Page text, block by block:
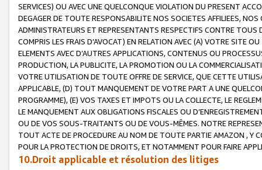
SERVICES) OU AVEC UNE QUELCONQUE VIOLATION DU PRESENT
DEGAGER DE TOUTE RESPONSABILITE NOS SOCIETES AFFILIEES,
ADMINISTRATEURS ET REPRESENTANTS RESPECTIFS CONTRE
COMPRIS LES FRAIS D’AVOCAT) EN RELATION AVEC (A) VOTRE SITE
ELEMENTS AVEC D’AUTRES APPLICATIONS, CONTENUS OU
PRODUCTION, LA PUBLICITE, LA PROMOTION OU LA
VOTRE UTILISATION DE TOUTE OFFRE DE SERVICE, QUE CETTE
APPLICABLE, (D) TOUT MANQUEMENT DE VOTRE PART A UNE
PROGRAMME), (E) VOS TAXES ET IMPOTS OU LA COLLECTE, LE
LE MANQUEMENT AUX OBLIGATIONS FISCALES OU
OU DE VOS SOUS-TRAITANTS OU DE VOUS-MÊMES. NOTRE
TOUT ACTE DE PROCEDURE AU NOM DE TOUTE PARTIE AMAZON , Y
POUR LA PROTECTION DE DROITS, ET NOTAMMENT POUR FAIRE
10.Droit applicable et résolution des litiges